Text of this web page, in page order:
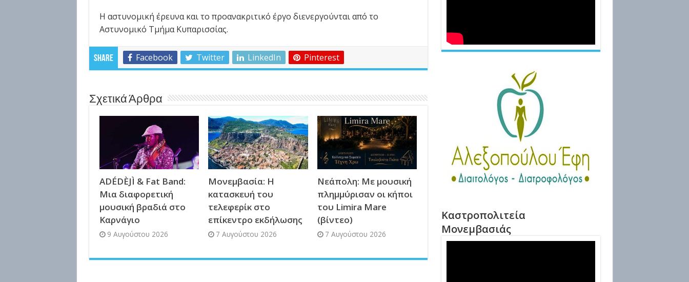
H αστυνομική έρευνα και το προανακριτικό έργο διενεργούνται από το
Αστυνομικό Τμήμα Κυπαρισσίας.
Share Facebook Twitter LinkedIn Pinterest
Σχετικά Άρθρα
ADÉDÈJÌ & Fat Band:
Μια διαφορετική
μουσική βραδιά στο
Καρνάγιο
9 Αυγούστου 2026
Μονεμβασία: Η
κατασκευή του
τελεφερίκ στο
επίκεντρο εκδήλωσης
7 Αυγούστου 2026
Νεάπολη: Με μουσική
πλημμύρισαν οι κήποι
του Limira Mare
(βίντεο)
7 Αυγούστου 2026
Καστροπολιτεία
Μονεμβασιάς